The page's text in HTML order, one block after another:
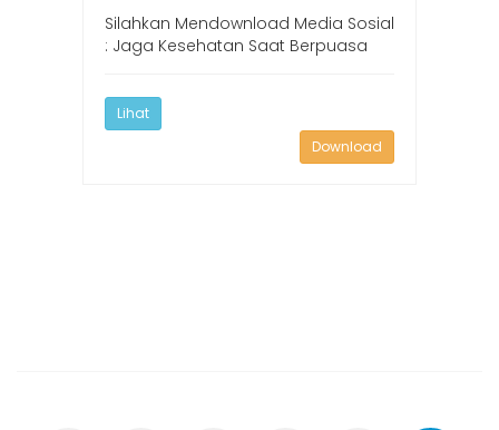
Silahkan Mendownload Media Sosial
: Jaga Kesehatan Saat Berpuasa
Lihat
Download